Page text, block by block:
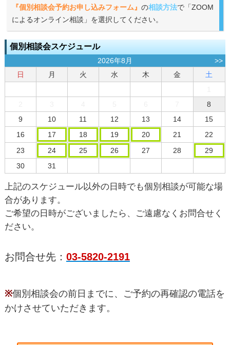
『個別相談会予約お申し込みフォーム』の相談方法で「ZOOM
によるオンライン相談」を選択してください。
個別相談会スケジュール
2026年8月
>>
日
月 火 水 木 金
土
8
9
10 11 12 13 14
15
16
17 18 19 20 21
22
23
24 25 26 27 28
29
30
31
上記のスケジュール以外の日時でも個別相談が可能な場
合があります。
ご希望の日時がございましたら、ご遠慮なくお問合せく
ださい。
お問合せ先： 03-5820-2191
※個別相談会の前日までに、ご予約の再確認の電話を
かけさせていただきます。